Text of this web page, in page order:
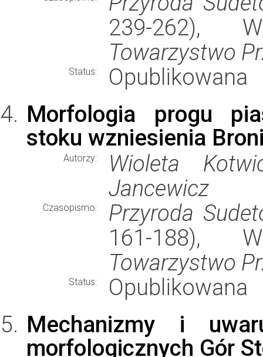
239-262),
Towarzystwo
Status:
Opublikowana
Morfologia progu
stoku wzniesienia
Autorzy:
Wioleta
Jancewicz
Czasopismo:
Przyroda
161-188),
Towarzystwo
Status:
Opublikowana
Mechanizmy i
morfologicznych Gór